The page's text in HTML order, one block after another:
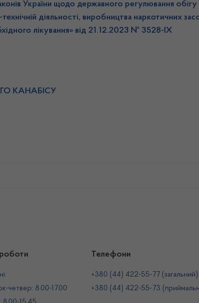
України щодо державного регулювання
технічній діяльності, виробництва наркотичних
лікування» від 21.12.2023 № 3528-IX
КАНАБІСУ
четвер: 8.00-17.00
Телефони
+380 (44) 422-55-77 (загальний)
+380 (44) 422-55-73